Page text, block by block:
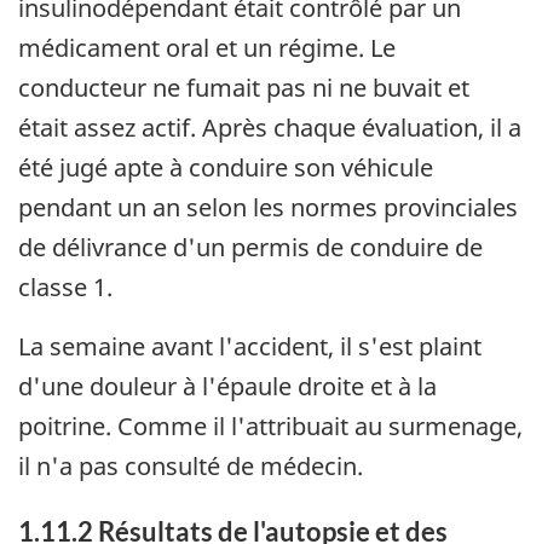
insulinodépendant était contrôlé par un
médicament oral et un régime. Le
conducteur ne fumait pas ni ne buvait et
était assez actif. Après chaque évaluation, il a
été jugé apte à conduire son véhicule
pendant un an selon les normes provinciales
de délivrance d'un permis de conduire de
classe 1.
La semaine avant l'accident, il s'est plaint
d'une douleur à l'épaule droite et à la
poitrine. Comme il l'attribuait au surmenage,
il n'a pas consulté de médecin.
1.11.2 Résultats de l'autopsie et des